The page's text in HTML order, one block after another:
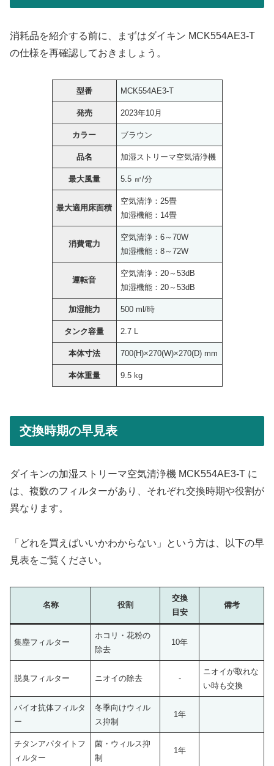
消耗品を紹介する前に、まずはダイキン MCK554AE3-T
の仕様を再確認しておきましょう。
型番 MCK554AE3-T
発売 2023年10月
カラー ブラウン
品名 加湿ストリーマ空気清浄機
最大風量 5.5 ㎥/分
最大適用床面積
空気清浄：25畳
加湿機能：14畳
消費電力
空気清浄：6～70W
加湿機能：8～72W
運転音
空気清浄：20～53dB
加湿機能：20～53dB
加湿能力 500 ml/時
タンク容量 2.7 L
本体寸法 700(H)×270(W)×270(D) mm
本体重量 9.5 kg
交換時期の早見表
ダイキンの加湿ストリーマ空気清浄機 MCK554AE3-T に
は、複数のフィルターがあり、それぞれ交換時期や役割が
異なります。
「どれを買えばいいかわからない」という方は、以下の早
見表をご覧ください。
名称 役割
交換
目安
備考
集塵フィルター
ホコリ・花粉の
除去
10年
脱臭フィルター ニオイの除去 -
ニオイが取れな
い時も交換
バイオ抗体フィルタ
ー
冬季向けウィル
ス抑制
1年
チタンアパタイトフ
ィルター
菌・ウィルス抑
制
1年